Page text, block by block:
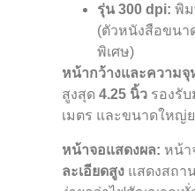
รุ่น 300 dpi: พิม
(ตัวหนังสือขนา
พิเศษ)
หน้ากว้างและความจุ
สูงสุด 4.25 นิ้ว รองรั
เมตร และขนาดใหญ่
หน้าจอแสดงผล: หน้า
ละเอียดสูง แสดงสถา